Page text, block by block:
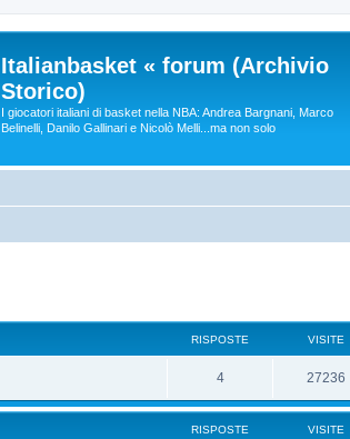
Italianbasket « forum (Archivio
Storico)
I giocatori italiani di basket nella NBA: Andrea Bargnani, Marco
Belinelli, Danilo Gallinari e Nicolò Melli...ma non solo
RISPOSTE VISITE
4 27236
RISPOSTE VISITE